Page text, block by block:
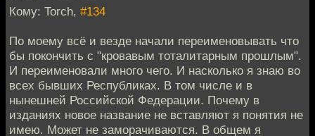
Кому: Torch, #134
По моему всё и везде начали переименовывать что
бы покончить с "кровавым тоталитарным прошлым".
И переименовали много чего. И насколько я знаю во
всех бывших Республиках. В том числе и в
нынешней Российской Федерации. Почему в
изданиях новое название не вставляют я понятия не
имею. Может не заморачиваются. В общем я